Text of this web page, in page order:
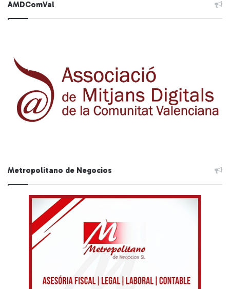
AMDComVal
Metropolitano de Negocios